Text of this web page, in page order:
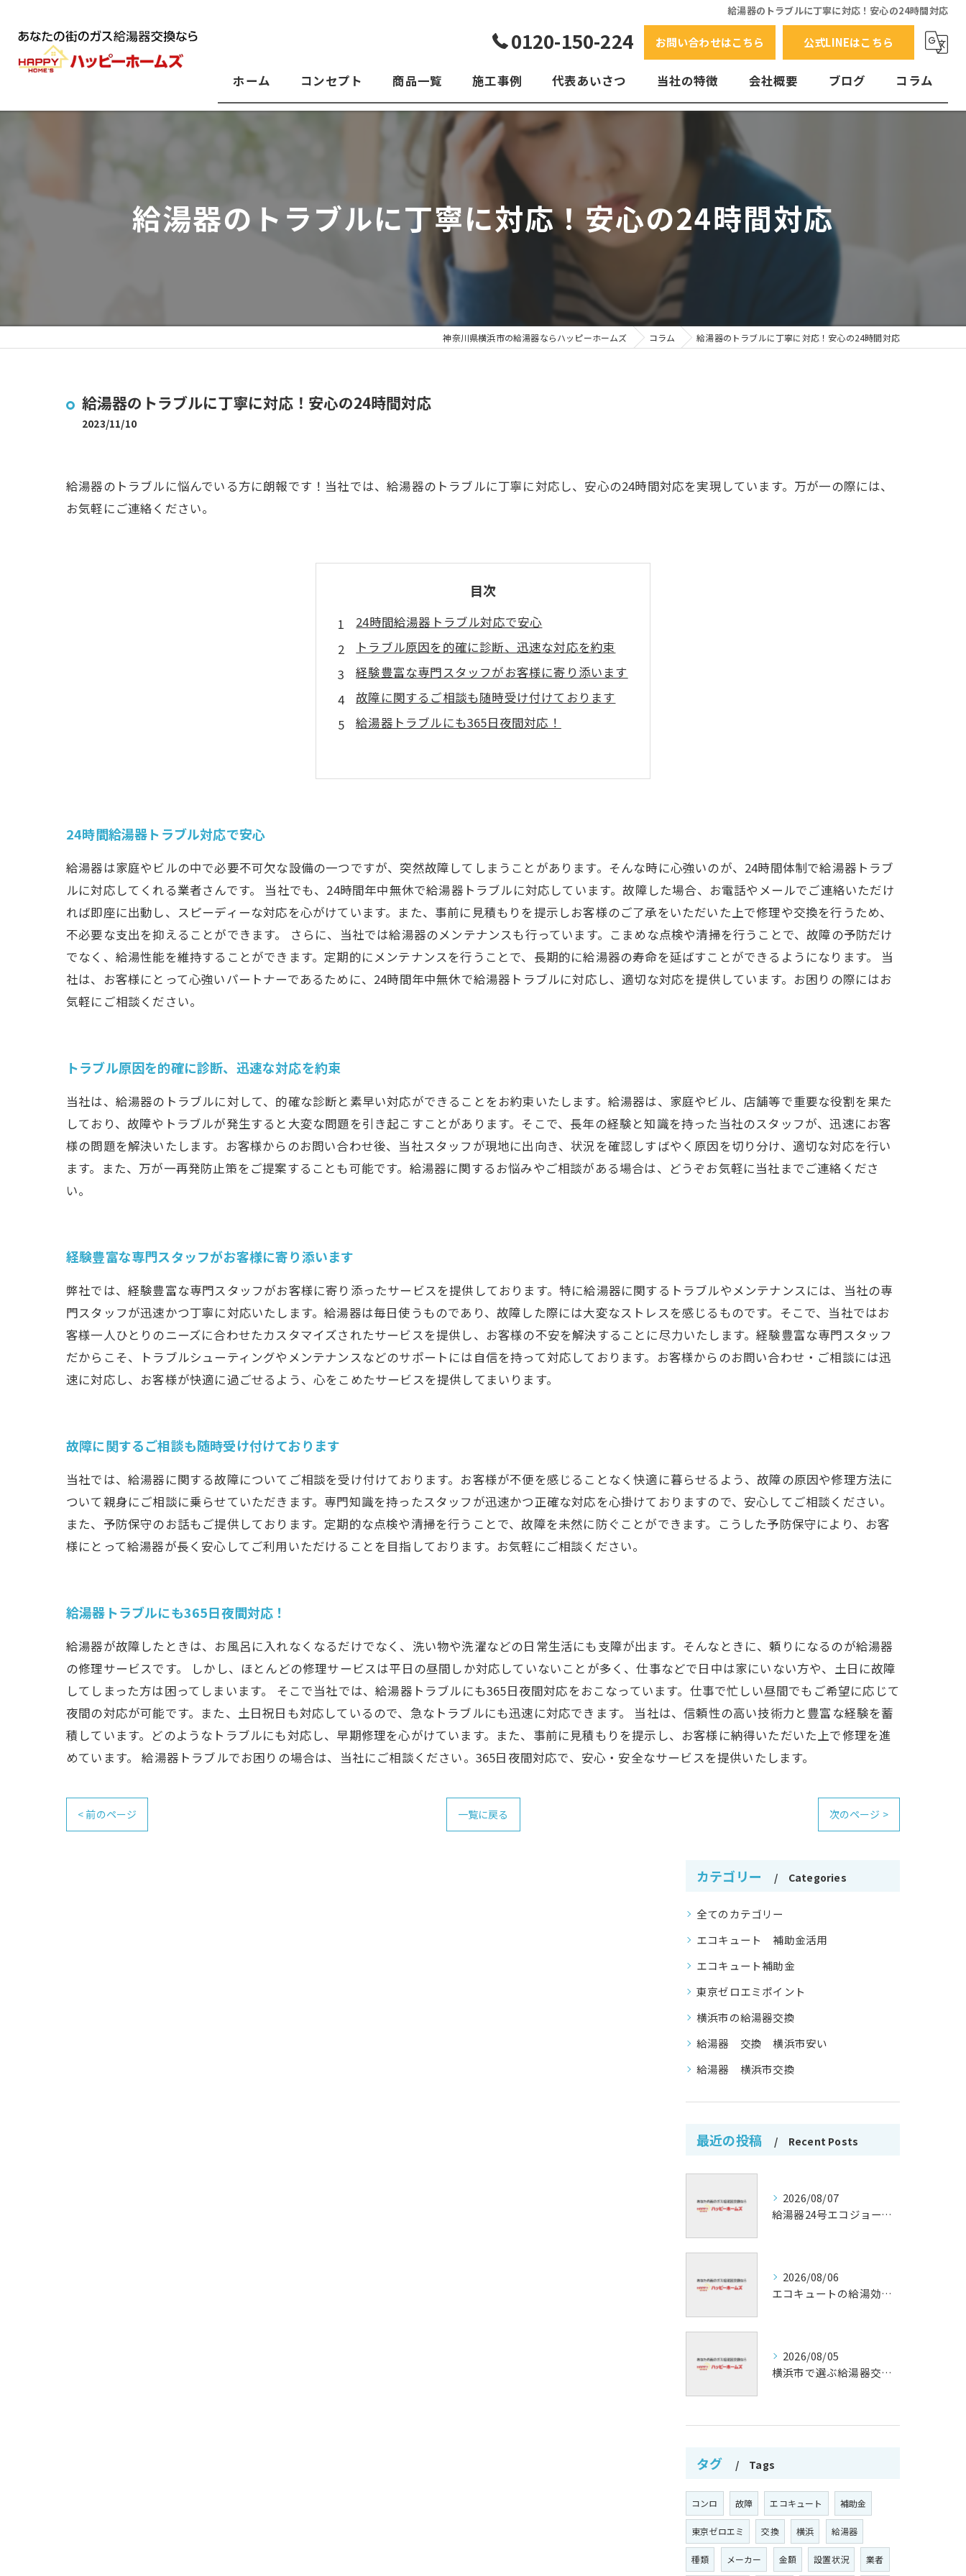
給湯器のトラブルに丁寧に対応！安心の24時間対応
0120-150-224 お問い合わせはこちら 公式LINEはこちら
ホーム コンセプト 商品一覧
よくある質問
施工事例 代表あいさつ 当社の特徴
故障
会社概要 ブログ コラム
給湯器のトラブルに丁寧に対応！安心の24時間対応
神奈川県横浜市の給湯器ならハッピーホームズ コラム 給湯器のトラブルに丁寧に対応！安心の24時間対応
給湯器のトラブルに丁寧に対応！安心の24時間対応
2023/11/10
給湯器のトラブルに悩んでいる方に朗報です！当社では、給湯器のトラブルに丁寧に対応し、安心の24時間対応を実現しています。万が一の際には、
お気軽にご連絡ください。
目次
24時間給湯器トラブル対応で安心
トラブル原因を的確に診断、迅速な対応を約束
経験豊富な専門スタッフがお客様に寄り添います
故障に関するご相談も随時受け付けております
給湯器トラブルにも365日夜間対応！
24時間給湯器トラブル対応で安心
給湯器は家庭やビルの中で必要不可欠な設備の一つですが、突然故障してしまうことがあります。そんな時に心強いのが、24時間体制で給湯器トラブ
ルに対応してくれる業者さんです。 当社でも、24時間年中無休で給湯器トラブルに対応しています。故障した場合、お電話やメールでご連絡いただけ
れば即座に出動し、スピーディーな対応を心がけています。また、事前に見積もりを提示しお客様のご了承をいただいた上で修理や交換を行うため、
不必要な支出を抑えることができます。 さらに、当社では給湯器のメンテナンスも行っています。こまめな点検や清掃を行うことで、故障の予防だけ
でなく、給湯性能を維持することができます。定期的にメンテナンスを行うことで、長期的に給湯器の寿命を延ばすことができるようになります。 当
社は、お客様にとって心強いパートナーであるために、24時間年中無休で給湯器トラブルに対応し、適切な対応を提供しています。お困りの際にはお
気軽にご相談ください。
トラブル原因を的確に診断、迅速な対応を約束
当社は、給湯器のトラブルに対して、的確な診断と素早い対応ができることをお約束いたします。給湯器は、家庭やビル、店舗等で重要な役割を果た
しており、故障やトラブルが発生すると大変な問題を引き起こすことがあります。そこで、長年の経験と知識を持った当社のスタッフが、迅速にお客
様の問題を解決いたします。お客様からのお問い合わせ後、当社スタッフが現地に出向き、状況を確認しすばやく原因を切り分け、適切な対応を行い
ます。また、万が一再発防止策をご提案することも可能です。給湯器に関するお悩みやご相談がある場合は、どうぞお気軽に当社までご連絡くださ
い。
経験豊富な専門スタッフがお客様に寄り添います
弊社では、経験豊富な専門スタッフがお客様に寄り添ったサービスを提供しております。特に給湯器に関するトラブルやメンテナンスには、当社の専
門スタッフが迅速かつ丁寧に対応いたします。給湯器は毎日使うものであり、故障した際には大変なストレスを感じるものです。そこで、当社ではお
客様一人ひとりのニーズに合わせたカスタマイズされたサービスを提供し、お客様の不安を解決することに尽力いたします。経験豊富な専門スタッフ
だからこそ、トラブルシューティングやメンテナンスなどのサポートには自信を持って対応しております。お客様からのお問い合わせ・ご相談には迅
速に対応し、お客様が快適に過ごせるよう、心をこめたサービスを提供してまいります。
故障に関するご相談も随時受け付けております
当社では、給湯器に関する故障についてご相談を受け付けております。お客様が不便を感じることなく快適に暮らせるよう、故障の原因や修理方法に
ついて親身にご相談に乗らせていただきます。専門知識を持ったスタッフが迅速かつ正確な対応を心掛けておりますので、安心してご相談ください。
また、予防保守のお話もご提供しております。定期的な点検や清掃を行うことで、故障を未然に防ぐことができます。こうした予防保守により、お客
様にとって給湯器が長く安心してご利用いただけることを目指しております。お気軽にご相談ください。
給湯器トラブルにも365日夜間対応！
給湯器が故障したときは、お風呂に入れなくなるだけでなく、洗い物や洗濯などの日常生活にも支障が出ます。そんなときに、頼りになるのが給湯器
の修理サービスです。 しかし、ほとんどの修理サービスは平日の昼間しか対応していないことが多く、仕事などで日中は家にいない方や、土日に故障
してしまった方は困ってしまいます。 そこで当社では、給湯器トラブルにも365日夜間対応をおこなっています。仕事で忙しい昼間でもご希望に応じて
夜間の対応が可能です。また、土日祝日も対応しているので、急なトラブルにも迅速に対応できます。 当社は、信頼性の高い技術力と豊富な経験を蓄
積しています。どのようなトラブルにも対応し、早期修理を心がけています。また、事前に見積もりを提示し、お客様に納得いただいた上で修理を進
めています。 給湯器トラブルでお困りの場合は、当社にご相談ください。365日夜間対応で、安心・安全なサービスを提供いたします。
< 前のページ 一覧に戻る 次のページ >
カテゴリー Categories
全てのカテゴリー
エコキュート 補助金活用
エコキュート補助金
東京ゼロエミポイント
横浜市の給湯器交換
給湯器 交換 横浜市安い
給湯器 横浜市交換
最近の投稿 Recent Posts
2026/08/07
給湯器24号エコジョーズの省エネ技術解説
2026/08/06
エコキュートの給湯効率と省エネ効果
2026/08/05
横浜市で選ぶ給湯器交換の口コミ分析
タグ Tags
コンロ 故障 エコキュート 補助金
東京ゼロエミ 交換 横浜 給湯器
種類 メーカー 金額 設置状況 業者